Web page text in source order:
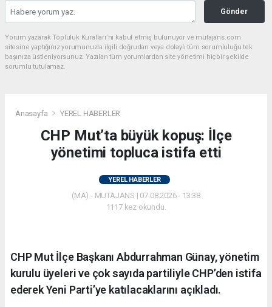
Gönder
Yorum yazarak Topluluk Kuralları’nı kabul etmiş bulunuyor ve mutajans.com
sitesine yaptığınız yorumunuzla ilgili doğrudan veya dolaylı tüm sorumluluğu tek
başınıza üstleniyorsunuz. Yazılan tüm yorumlardan site yönetimi hiçbir şekilde
sorumlu tutulamaz.
Anasayfa YEREL HABERLER
CHP Mut’ta büyük kopuş: İlçe
yönetimi topluca istifa etti
YEREL HABERLER
(MA) - MUTAJANS | 07.08.2026 - 13:38
1117 kez okundu.
CHP Mut İlçe Başkanı Abdurrahman Günay, yönetim
kurulu üyeleri ve çok sayıda partiliyle CHP’den istifa
ederek Yeni Parti’ye katılacaklarını açıkladı.